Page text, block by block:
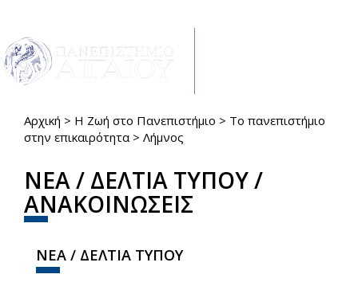
Παράκαμψη προς το κυρίως περιεχόμενο
Είστε εδώ
Αρχική > Η Ζωή στο Πανεπιστήμιο > Το πανεπιστήμιο
στην επικαιρότητα > Λήμνος
ΝΕΑ / ΔΕΛΤΙΑ ΤΥΠΟΥ /
ΑΝΑΚΟΙΝΩΣΕΙΣ
ΝΕΑ / ΔΕΛΤΙΑ ΤΥΠΟΥ